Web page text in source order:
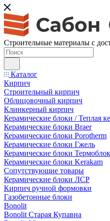
Строительные материалы с
Каталог
Кирпич
Строительный кирпич
Облицовочный кирпич
Клинкерный кирпич
Керамические блоки / Теплая
Керамические блоки Braer
Керамические блоки Porotherm
Керамические блоки Гжель
Керамические блоки
Керамические блоки Kerakam
Сопутствующие товары
Керамические блоки ЛСР
Кирпич ручной формовки
Газобетонные блоки
Bonolit
Bonolit Старая Купавна